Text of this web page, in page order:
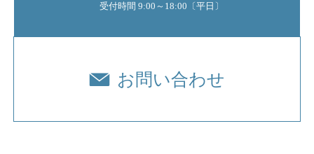
受付時間 9:00～18:00〔平日〕
お問い合わせ